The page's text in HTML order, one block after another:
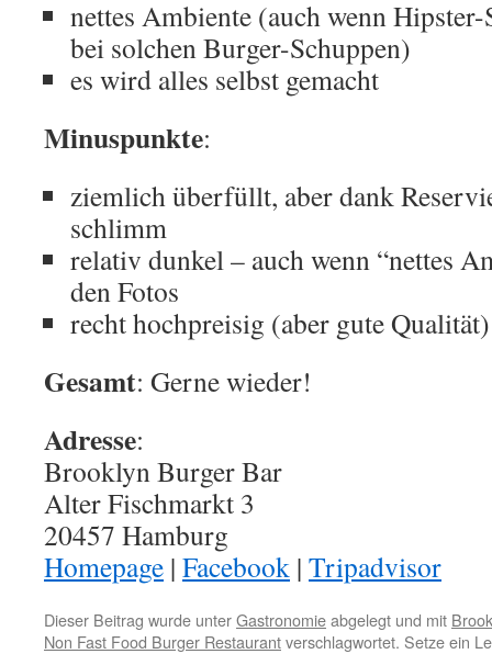
nettes Ambiente (auch wenn
bei solchen Burger-Schuppen)
es wird alles selbst gemacht
Minuspunkte:
ziemlich überfüllt, aber dank
schlimm
relativ dunkel – auch wenn “nettes
den Fotos
recht hochpreisig (aber gute Qualität)
Gesamt: Gerne wieder!
Adresse:
Brooklyn Burger Bar
Alter Fischmarkt 3
20457 Hamburg
Homepage | Facebook | Tripadvisor
Dieser Beitrag wurde unterGastronomieabgelegt und mit
Non Fast Food Burger Restaurantverschlagwortet. Setze ein